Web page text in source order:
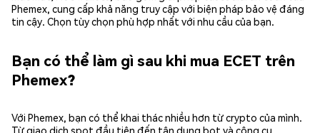
Phemex, cung cấp khả năng truy cập với biện pháp bảo vệ đáng
tin cậy. Chọn tùy chọn phù hợp nhất với nhu cầu của bạn.
Bạn có thể làm gì sau khi mua ECET trên
Phemex?
Với Phemex, bạn có thể khai thác nhiều hơn từ crypto của mình.
Từ giao dịch spot đầu tiên đến tận dụng bot và công cụ